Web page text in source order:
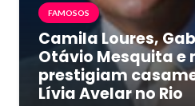
FAMOSOS
Camila Loures,
Otávio Mesquita e
prestigiam
Lívia Avelar no Rio